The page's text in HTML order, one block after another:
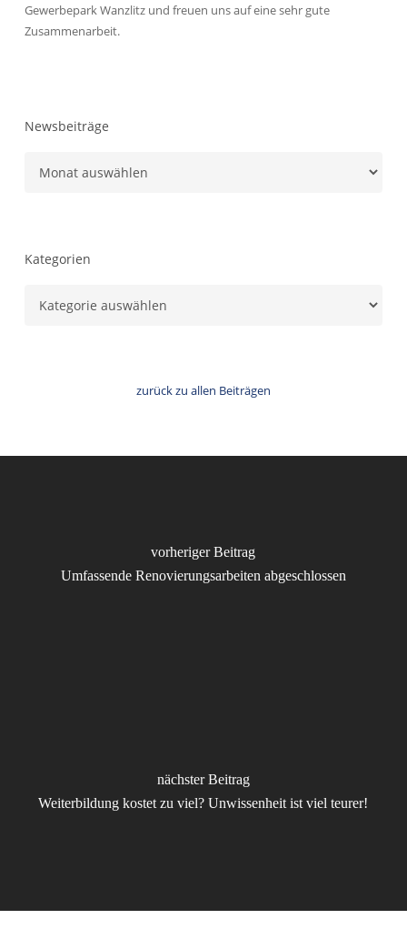
Gewerbepark Wanzlitz und freuen uns auf eine sehr gute
Zusammenarbeit.
Newsbeiträge
Kategorien
zurück zu allen Beiträgen
vorheriger Beitrag
Umfassende Renovierungsarbeiten abgeschlossen
nächster Beitrag
Weiterbildung kostet zu viel? Unwissenheit ist viel teurer!